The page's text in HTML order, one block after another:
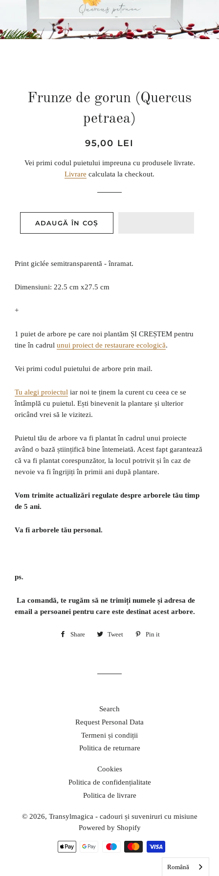
Frunze de gorun (Quercus
petraea)
Preț
Preț
vânzare
95,00 LEI
Vei primi codul puietului impreuna cu produsele livrate.
Livrare calculata la checkout.
ADAUGĂ ÎN COȘ
Print giclée semitransparentă - înramat.
Dimensiuni: 22.5 cm x27.5 cm
+
1 puiet de arbore pe care noi plantăm ȘI CREȘTEM pentru
tine în cadrul unui proiect de restaurare ecologică.
Vei primi codul puietului de arbore prin mail.
Tu alegi proiectul iar noi te ținem la curent cu ceea ce se
întâmplă cu puietul. Ești binevenit la plantare și ulterior
oricând vrei să le vizitezi.
Puietul tău de arbore va fi plantat în cadrul unui proiecte
având o bază științifică bine întemeiată. Acest fapt garantează
că va fi plantat corespunzător, la locul potrivit și în caz de
nevoie va fi îngrijiți în primii ani după plantare.
Vom trimite actualizări regulate despre arborele tău timp
de 5 ani.
Va fi arborele tău personal.
ps.
La comandă, te rugăm să ne trimiți numele și adresa de
email a persoanei pentru care este destinat acest arbore.
Share
Share Tweet
Tweet
Pin it
Search
Request Personal Data
Termeni și condiții
Politica de returnare
Cookies
Politica de confidențialitate
Politica de livrare
© 2026, Transylmagica - cadouri și suveniruri cu misiune
Powered by Shopify
Modalități
Română